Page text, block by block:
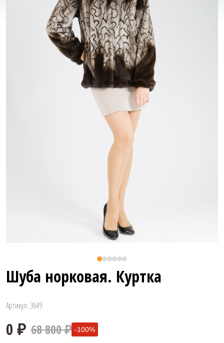
Шуба норковая. Куртка
Артикул: 3649
68 800 ₽ -100%